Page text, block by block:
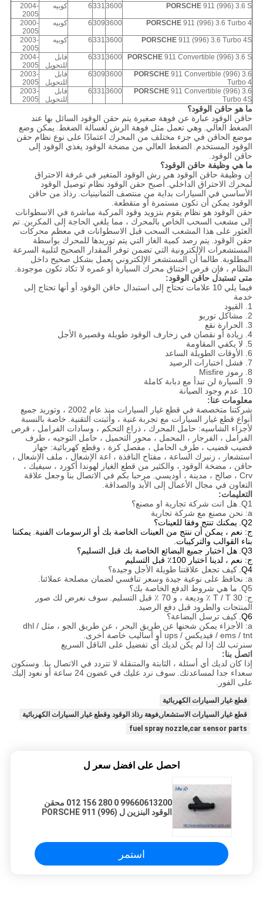
PORSCHE 911 (996) 3.6 S
3600
331
6 كوبيه
2004-
2005
PORSCHE 911 (996) 3.6 Turbo 4
3600
309
6 كوبيه
2000-
2005
PORSCHE 911 (996) 3.6 Turbo 4S
3600
331
6 كوبيه
2003-
2005
PORSCHE 911 Convertible (996) 3.6 S
3600
331
6
قابل
للتحويل
2004-
2005
PORSCHE 911 Convertible (996) 3.6
Turbo 4
3600
309
6
قابل
للتحويل
2003-
2005
PORSCHE 911 Convertible (996) 3.6
Turbo 4S
3600
331
6
قابل
للتحويل
2003-
2005
ما هو حاقن الوقود؟
حاقن الوقود عبارة عن فوهة صغيرة يتم حقن الوقود السائل بها عند
الضغط العالي. وهي تعمل مثل فوهة الرش لغسالة الضغط. يمكن وضع
موضع الحاقن في جزء مختلف من المحرك اعتمادًا على نوع نظام حقن
الوقود المستخدم. الضغط العالي من مضخة الوقود يغذي الوقود إلى
حاقن الوقود.
ما هي وظيفة حاقن الوقود؟
إن وظيفة حاقن الوقود هي رش الوقود المتغير في غرفة الاحتراق
لمحرك الاحتراق الداخلي. أصبح حقن الوقود نظام توصيل الوقود
الأساسي في السيارات بداية من منتصف الثمانينيات. رذاذ من حاقن
الوقود يمكن أن تكون مستمرة أو متقطعة.
حقن الوقود هو نظام يقوم بتزويد وقود المركبة مباشرة في الاسطوانات
إلى مشعب السحب الخاص بالمحرك ، مما يلغي الحاجة إلى المكربن. تم
العثور على هذا المشعب السحب قبل الاسطوانات في معظم محركات
حقن الوقود. يتم رصد كمية الغاز التي يتم توريدها للمحرك بواسطة
المستشعرات الإلكترونية التي تضمن توفر المقدار الصحيح لتلبية السرعة
المطلوبة. طالما أن المستشعر الإلكتروني يعمل بشكل صحيح داخل
النظام ، فإن فرص اختناق محرك السيارة أو غمره لا تكاد تكون موجودة.
متى تستبدل حاقن الوقود:
فيما يلي 10 علامات تحتاج إلى استبدال حاقن الوقود أو أنها تحتاج إلى
خدمة
1. القيود
2. مشاكل توربو
3. الحرارة نقع
4. زيادة أو نقصان في زخارف الوقود طويلة وقصيرة الأجل
5. لا يكفي المقاومة
6. الأوقات الطويلة الساعد
7. فشل اختبارات الرصيد
8. رموز Misfire
9. السيارة لن تبدأ مع دبابة كاملة
10. عدم وجود الصيانة
معلومات عنا:
شركتنا متخصصة في قطع غيار السيارات منذ عام 2002 ، وتوريد جميع
أنواع قطع غيار السيارات مع تجربة غنية ، وأثبتت التقنية. خاصة بالنسبة
لأجزاء الشاسيه: حامل المحرك ، ذراع التحكم ، وسادات الفرامل ، قرص
الفرامل ، الفرجار ، المحمل ، محور التحميل ، حامل التوجيه ، طرف
قضيب قضيب ، طرف الحامل ، مفصل كرة ، وقطع كهربائية: جهاز
استشعار ، زنبرك الساعة ، مفتاح النافذة ، اعة الإشعال ، ملف الإشعال ،
حاقن ، مضخة الوقود ، والكثير من قطع الغيار لهوندا أكورد ، سيفيك ،
Crv ، صالح ، مدينة ، أوديسي.
مرحبا بكم في الاتصال بنا وجعل علاقة
التعاون في مجال الأعمال إلى الأبد والصداقة.
التعليمات:
Q1. هل انت شركة تجارية او مصنع؟
a: نحن مصنع مع شركة تجارية
Q2. يمكنك تنتج وفقا للعينات؟
ج: نعم ، يمكن أن ننتج من العينات الخاصة بك أو الرسومات الفنية. يمكننا
بناء القوالب والتركيبات.
Q3. هل اختبار جميع البضائع الخاصة بك قبل التسليم؟
ج: نعم ، لدينا اختبار 100٪ قبل التسليم
Q4. كيف تجعل علاقتنا طويلة الأجل وجيدة؟
a: نحافظ على نوعية جيدة وسعر تنافسي لضمان مصلحة عملائنا.
Q5. ما هي شروط الدفع الخاصة بك؟
ج: T / T 30 ٪ وديعة ، و 70 ٪ قبل التسليم.
سوف نعرض لك صور
المنتجات والطرود قبل دفع الرصيد.
Q6. كيف ترسل البضاعة؟
a: الأجزاء يمكن شحنها عن طريق البحر ، عن طريق الجو ، مثل dhl /
ems / tnt / فيديكس / ups أو أساليب خاصة أخرى.
سنرتب لك إذا لم يكن لديك أي تفضيل على الناقل السريع
اتصل بنا:
إذا كان لديك أي أسئلة ، الثابتة والمتنقلة لا تتردد في الاتصال بنا. وسنكون
سعداء جدا لمساعدتك.
سوف نرد عليك في غضون 24 ساعة أو نعود إليك
على الفور.
قطع غيار السيارات الكهربائية
قطع غيار السيارات الاستشعار,فوهة رذاذ الوقود وقطع غيار السيارات الكهربائية
fuel spray nozzle,car sensor parts
احصل على افضل سعر ل
99660613200 0 280 156 012 محقن
الوقود البنزين ل PORSCHE 911 (996)
استمر